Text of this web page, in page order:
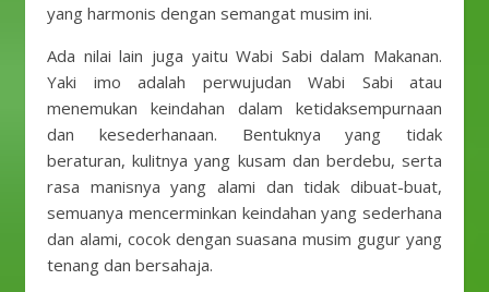
yang harmonis dengan semangat musim ini.
Ada nilai lain juga yaitu Wabi Sabi dalam Makanan.
Yaki imo adalah perwujudan Wabi Sabi atau
menemukan keindahan dalam ketidaksempurnaan
dan kesederhanaan. Bentuknya yang tidak
beraturan, kulitnya yang kusam dan berdebu, serta
rasa manisnya yang alami dan tidak dibuat-buat,
semuanya mencerminkan keindahan yang sederhana
dan alami, cocok dengan suasana musim gugur yang
tenang dan bersahaja.